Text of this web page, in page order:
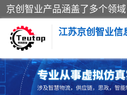
江苏京创智业信
VR物流实训